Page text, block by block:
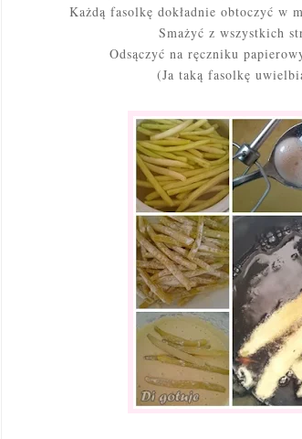
Każdą fasolkę dokładnie obtoczyć w
Smażyć z wszystkich
Odsączyć na ręczniku
(Ja taką fasolkę